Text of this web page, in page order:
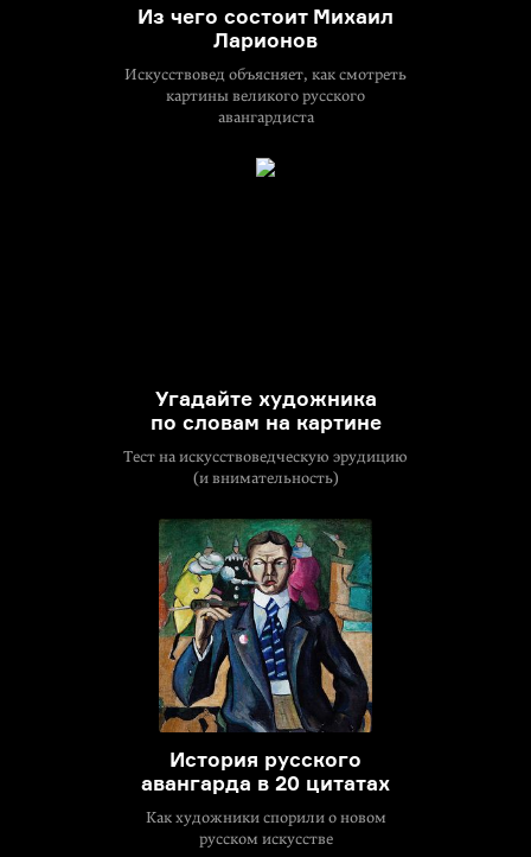
Из чего состоит Михаил
Ларионов
Искусствовед объясняет, как смотреть
картины великого русского
авангардиста
Угадайте художника
по словам на картине
Тест на искусствоведческую эрудицию
(и внимательность)
История русского
авангарда в 20 цитатах
Как художники спорили о новом
русском искусстве